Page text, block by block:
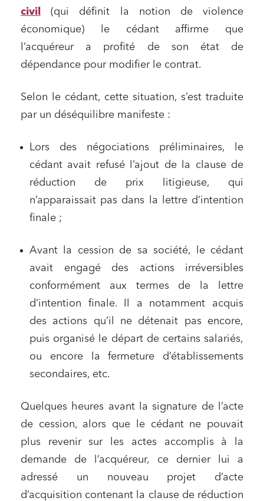
civil
(qui définit la notion de violence
économique) le cédant affirme que
l’acquéreur a profité de son état de
dépendance pour modifier le contrat.
Selon le cédant, cette situation, s’est traduite
par un déséquilibre manifeste :
Lors des négociations préliminaires, le
cédant avait refusé l’ajout de la clause de
réduction de prix litigieuse, qui
n’apparaissait pas dans la lettre d’intention
finale ;
Avant la cession de sa société, le cédant
avait engagé des actions irréversibles
conformément aux termes de la lettre
d’intention finale. Il a notamment acquis
des actions qu’il ne détenait pas encore,
puis organisé le départ de certains salariés,
ou encore la fermeture d’établissements
secondaires, etc.
Quelques heures avant la signature de l’acte
de cession, alors que le cédant ne pouvait
plus revenir sur les actes accomplis à la
demande de l’acquéreur, ce dernier lui a
adressé un nouveau projet d’acte
d’acquisition contenant la clause de réduction